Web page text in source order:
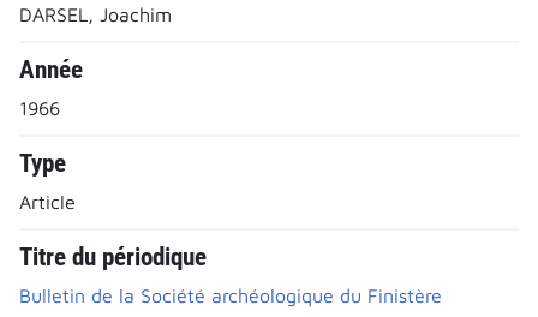
DARSEL, Joachim
Année
1966
Type
Article
Titre du périodique
Bulletin de la Société archéologique du Finistère